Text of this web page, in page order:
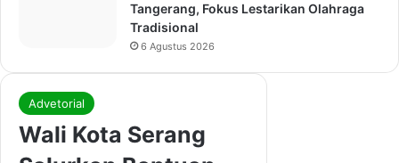
Tangerang, Fokus Lestarikan Olahraga
Tradisional
6 Agustus 2026